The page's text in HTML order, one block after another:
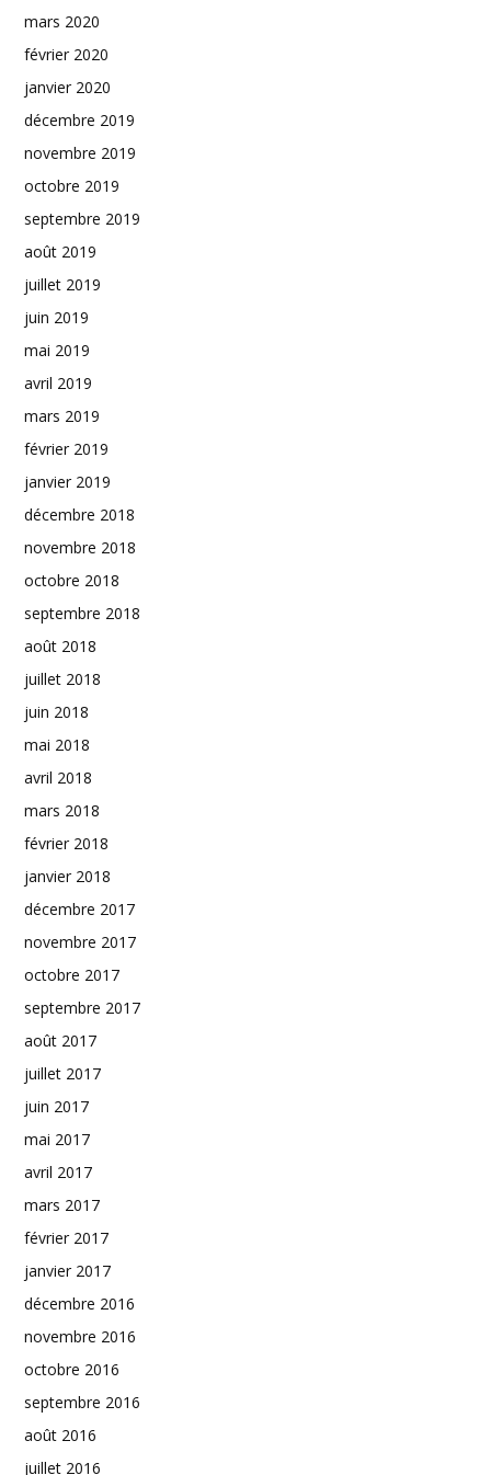
mars 2020
février 2020
janvier 2020
décembre 2019
novembre 2019
octobre 2019
septembre 2019
août 2019
juillet 2019
juin 2019
mai 2019
avril 2019
mars 2019
février 2019
janvier 2019
décembre 2018
novembre 2018
octobre 2018
septembre 2018
août 2018
juillet 2018
juin 2018
mai 2018
avril 2018
mars 2018
février 2018
janvier 2018
décembre 2017
novembre 2017
octobre 2017
septembre 2017
août 2017
juillet 2017
juin 2017
mai 2017
avril 2017
mars 2017
février 2017
janvier 2017
décembre 2016
novembre 2016
octobre 2016
septembre 2016
août 2016
juillet 2016